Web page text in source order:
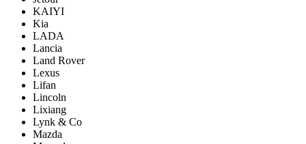
KAIYI
Kia
LADA
Lancia
Land Rover
Lexus
Lifan
Lincoln
Lixiang
Lynk & Co
Mazda